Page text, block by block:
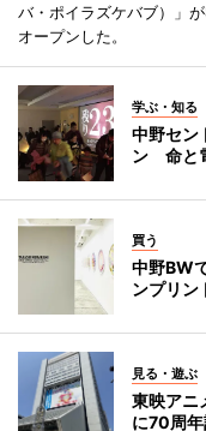
バ・ポイラズケバブ）」
オープンした。
学ぶ・知る
中野セン
ン 命と
買う
中野BW
ンプリン
見る・遊ぶ
東映アニ
に70周